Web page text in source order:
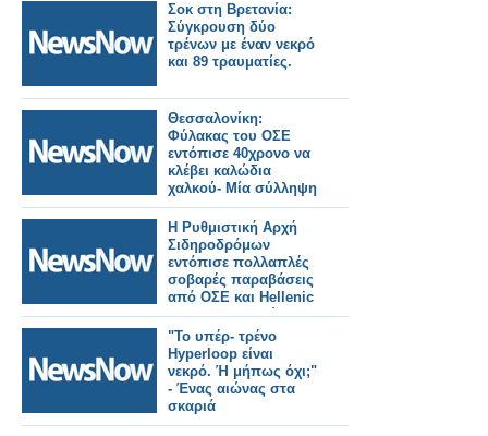
Σοκ στη Βρετανία:
Σύγκρουση δύο
τρένων με έναν νεκρό
και 89 τραυματίες.
Θεσσαλονίκη:
Φύλακας του ΟΣΕ
εντόπισε 40χρονο να
κλέβει καλώδια
χαλκού- Μία σύλληψη
Η Ρυθμιστική Αρχή
Σιδηροδρόμων
εντόπισε πολλαπλές
σοβαρές παραβάσεις
από ΟΣΕ και Hellenic
Train στο δυστύχημα
των Τεμπών.
"Το υπέρ- τρένο
Hyperloop είναι
νεκρό. Ή μήπως όχι;"
- Ένας αιώνας στα
σκαριά